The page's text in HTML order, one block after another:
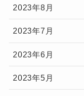
2023年8月
2023年7月
2023年6月
2023年5月